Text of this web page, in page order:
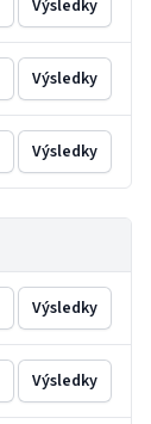
Výsledky
Výsledky
Výsledky
Výsledky
Výsledky